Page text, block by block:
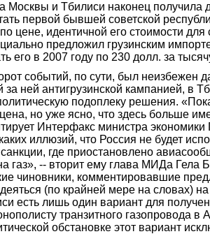
Москвы и Тбилиси наконец получила
первой бывшей советской
цене, идентичной его стоимости
предложил грузинским
его в 2007 году по 230 долл. за
событий, по сути, был неизбежен
ней антигрузинской кампанией, в
подоплеку решения.
но уже ясно, что здесь больше
Интерфакс министра экономики
иллюзий, что Россия не будет
где приостановлено
газ», -- вторит ему глава МИДа Гела
чиновники, комментировавшие
(по крайней мере на словах)
есть лишь один вариант для
транзитного газопровода
обстановке этот вариант